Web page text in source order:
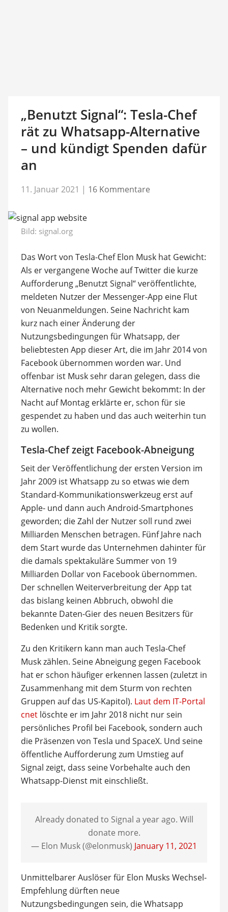
„Benutzt Signal“: Tesla-Chef
rät zu Whatsapp-Alternative
– und kündigt Spenden dafür
an
11. Januar 2021 | 16 Kommentare
Bild: signal.org
Das Wort von Tesla-Chef Elon Musk hat Gewicht:
Als er vergangene Woche auf Twitter die kurze
Aufforderung „Benutzt Signal“ veröffentlichte,
meldeten Nutzer der Messenger-App eine Flut
von Neuanmeldungen. Seine Nachricht kam
kurz nach einer Änderung der
Nutzungsbedingungen für Whatsapp, der
beliebtesten App dieser Art, die im Jahr 2014 von
Facebook übernommen worden war. Und
offenbar ist Musk sehr daran gelegen, dass die
Alternative noch mehr Gewicht bekommt: In der
Nacht auf Montag erklärte er, schon für sie
gespendet zu haben und das auch weiterhin tun
zu wollen.
Tesla-Chef zeigt Facebook-Abneigung
Seit der Veröffentlichung der ersten Version im
Jahr 2009 ist Whatsapp zu so etwas wie dem
Standard-Kommunikationswerkzeug erst auf
Apple- und dann auch Android-Smartphones
geworden; die Zahl der Nutzer soll rund zwei
Milliarden Menschen betragen. Fünf Jahre nach
dem Start wurde das Unternehmen dahinter für
die damals spektakuläre Summer von 19
Milliarden Dollar von Facebook übernommen.
Der schnellen Weiterverbreitung der App tat
das bislang keinen Abbruch, obwohl die
bekannte Daten-Gier des neuen Besitzers für
Bedenken und Kritik sorgte.
Zu den Kritikern kann man auch Tesla-Chef
Musk zählen. Seine Abneigung gegen Facebook
hat er schon häufiger erkennen lassen (zuletzt in
Zusammenhang mit dem Sturm von rechten
Gruppen auf das US-Kapitol). Laut dem IT-Portal
cnetlöschte er im Jahr 2018 nicht nur sein
persönliches Profil bei Facebook, sondern auch
die Präsenzen von Tesla und SpaceX. Und seine
öffentliche Aufforderung zum Umstieg auf
Signal zeigt, dass seine Vorbehalte auch den
Whatsapp-Dienst mit einschließt.
Already donated to Signal a year ago. Will
donate more.
— Elon Musk (@elonmusk) January 11, 2021
Unmittelbarer Auslöser für Elon Musks Wechsel-
Empfehlung dürften neue
Nutzungsbedingungen sein, die Whatsapp